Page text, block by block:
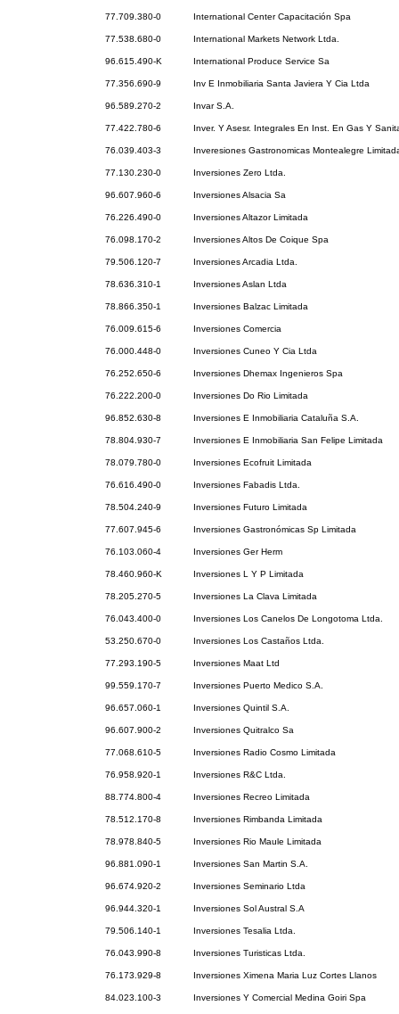
77.709.380-0 International Center Capacitación Spa
77.538.680-0 International Markets Network Ltda.
96.615.490-K International Produce Service Sa
77.356.690-9 Inv E Inmobiliaria Santa Javiera Y Cia Ltda
96.589.270-2 Invar S.A.
77.422.780-6 Inver. Y Asesr. Integrales En Inst. En Gas Y
76.039.403-3 Inveresiones Gastronomicas Montealegre
77.130.230-0 Inversiones Zero Ltda.
96.607.960-6 Inversiones Alsacia Sa
76.226.490-0 Inversiones Altazor Limitada
76.098.170-2 Inversiones Altos De Coique Spa
79.506.120-7 Inversiones Arcadia Ltda.
78.636.310-1 Inversiones Aslan Ltda
78.866.350-1 Inversiones Balzac Limitada
76.009.615-6 Inversiones Comercia
76.000.448-0 Inversiones Cuneo Y Cia Ltda
76.252.650-6 Inversiones Dhemax Ingenieros Spa
76.222.200-0 Inversiones Do Rio Limitada
96.852.630-8 Inversiones E Inmobiliaria Cataluña S.A.
78.804.930-7 Inversiones E Inmobiliaria San Felipe Limitada
78.079.780-0 Inversiones Ecofruit Limitada
76.616.490-0 Inversiones Fabadis Ltda.
78.504.240-9 Inversiones Futuro Limitada
77.607.945-6 Inversiones Gastronómicas Sp Limitada
76.103.060-4 Inversiones Ger Herm
78.460.960-K Inversiones L Y P Limitada
78.205.270-5 Inversiones La Clava Limitada
76.043.400-0 Inversiones Los Canelos De Longotoma Ltda.
53.250.670-0 Inversiones Los Castaños Ltda.
77.293.190-5 Inversiones Maat Ltd
99.559.170-7 Inversiones Puerto Medico S.A.
96.657.060-1 Inversiones Quintil S.A.
96.607.900-2 Inversiones Quitralco Sa
77.068.610-5 Inversiones Radio Cosmo Limitada
76.958.920-1 Inversiones R&C Ltda.
88.774.800-4 Inversiones Recreo Limitada
78.512.170-8 Inversiones Rimbanda Limitada
78.978.840-5 Inversiones Rio Maule Limitada
96.881.090-1 Inversiones San Martin S.A.
96.674.920-2 Inversiones Seminario Ltda
96.944.320-1 Inversiones Sol Austral S.A
79.506.140-1 Inversiones Tesalia Ltda.
76.043.990-8 Inversiones Turisticas Ltda.
76.173.929-8 Inversiones Ximena Maria Luz Cortes Llanos
84.023.100-3 Inversiones Y Comercial Medina Goiri Spa